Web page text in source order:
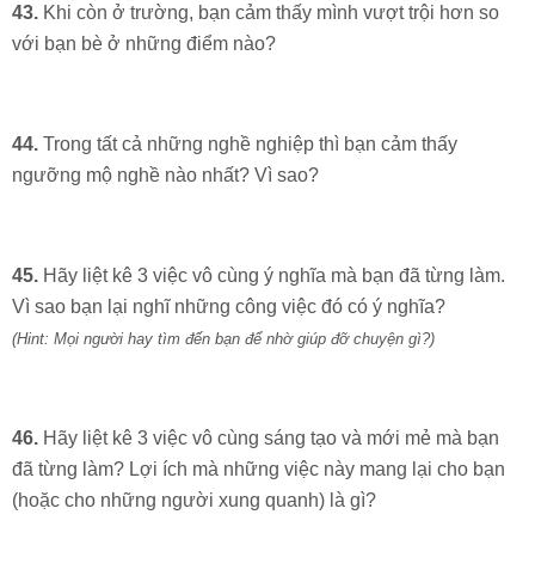
43. Khi còn ở trường, bạn cảm thấy mình vượt trội hơn so
với bạn bè ở những điểm nào?
44. Trong tất cả những nghề nghiệp thì bạn cảm thấy
ngưỡng mộ nghề nào nhất? Vì sao?
45. Hãy liệt kê 3 việc vô cùng ý nghĩa mà bạn đã từng làm.
Vì sao bạn lại nghĩ những công việc đó có ý nghĩa?
(Hint: Mọi người hay tìm đến bạn để nhờ giúp đỡ chuyện gì?)
46. Hãy liệt kê 3 việc vô cùng sáng tạo và mới mẻ mà bạn
đã từng làm? Lợi ích mà những việc này mang lại cho bạn
(hoặc cho những người xung quanh) là gì?